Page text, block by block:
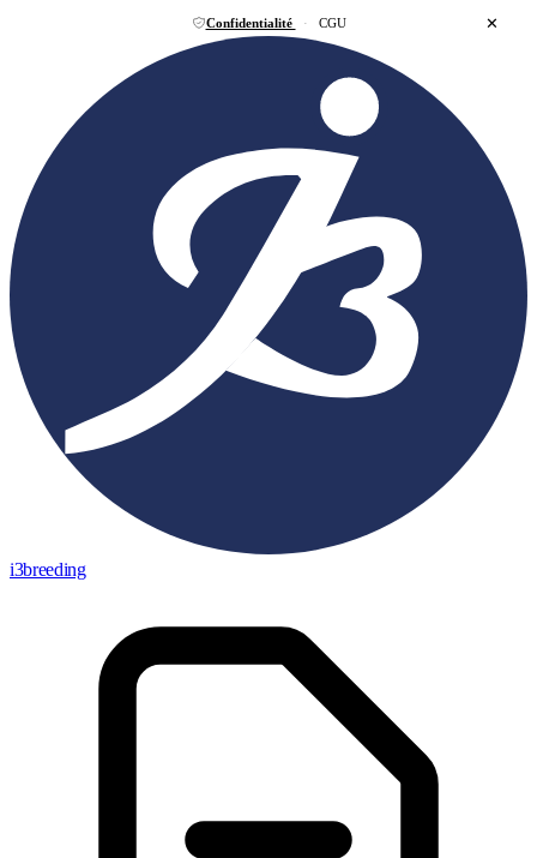
Confidentialité · CGU ✕
i3breeding